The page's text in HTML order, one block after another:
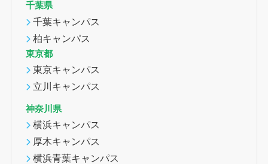
千葉県
千葉キャンパス
柏キャンパス
東京都
東京キャンパス
立川キャンパス
神奈川県
横浜キャンパス
厚木キャンパス
横浜青葉キャンパス